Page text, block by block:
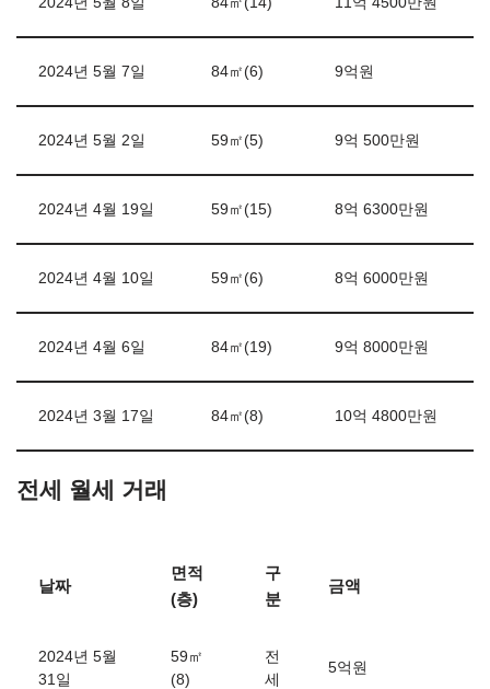
2024년 5월 7일 84㎡(6) 9억원
2024년 5월 2일 59㎡(5) 9억 500만원
2024년 4월 19일 59㎡(15) 8억 6300만원
2024년 4월 10일 59㎡(6) 8억 6000만원
2024년 4월 6일 84㎡(19) 9억 8000만원
2024년 3월 17일 84㎡(8) 10억 4800만원
전세 월세 거래
날짜
면적
(층)
구
분
금액
2024년 5월
31일
59㎡
(8)
전
세
5억원